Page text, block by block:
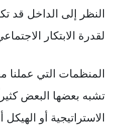
النظر إلى الداخل قد
لقدرة الابتكار
المنظمات التي عملنا
تشبه بعضها البعض
الاستراتيجية أو